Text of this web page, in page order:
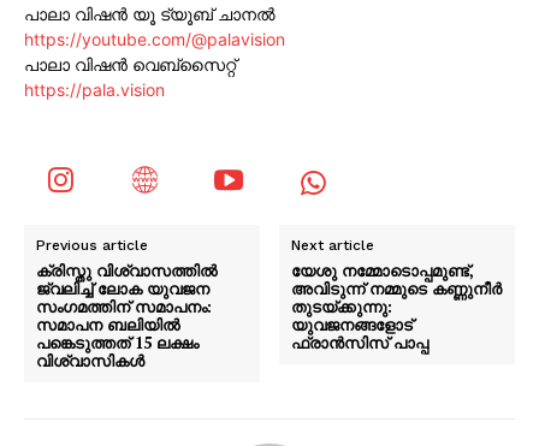
പാലാ വിഷൻ യൂ ട്യൂബ് ചാനൽ
https://youtube.com/@palavision
പാലാ വിഷൻ വെബ്സൈറ്റ്
https://pala.vision
Previous article
ക്രിസ്തു വിശ്വാസത്തില്‍
ജ്വലിച്ച് ലോക യുവജന
സംഗമത്തിന് സമാപനം:
സമാപന ബലിയില്‍
പങ്കെടുത്തത് 15 ലക്ഷം
വിശ്വാസികള്‍
Next article
യേശു നമ്മോടൊപ്പമുണ്ട്,
അവിടുന്ന് നമ്മുടെ കണ്ണുനീർ
തുടയ്ക്കുന്നു:
യുവജനങ്ങളോട്
ഫ്രാന്‍സിസ് പാപ്പ